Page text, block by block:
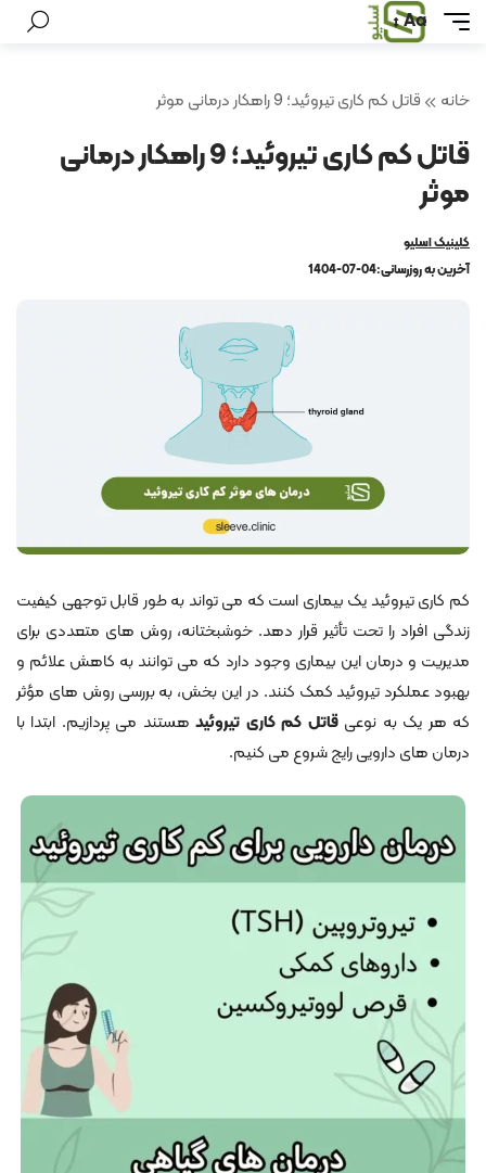
Aa
خانه قاتل کم کاری تیروئید؛ 9 راهکار درمانی موثر
قاتل کم کاری تیروئید؛ 9 راهکار درمانی
موثر
آخرین به روزرسانی:1404-07-04
کلینیک اسلیو
کم کاری تیروئید یک بیماری است که می تواند به طور قابل توجهی کیفیت
زندگی افراد را تحت تأثیر قرار دهد. خوشبختانه، روش های متعددی برای
مدیریت و درمان این بیماری وجود دارد که می توانند به کاهش علائم و
بهبود عملکرد تیروئید کمک کنند. در این بخش، به بررسی روش های مؤثر
که هر یک به نوعی قاتل کم کاری تیروئیدهستند می پردازیم. ابتدا با
درمان های دارویی رایج شروع می کنیم.